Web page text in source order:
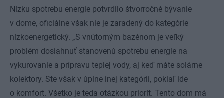
Nízku spotrebu energie potvrdilo štvorročné bývanie
v dome, oficiálne však nie je zaradený do kategórie
nízkoenergetický. „S vnútorným bazénom je veľký
problém dosiahnuť stanovenú spotrebu energie na
vykurovanie a prípravu teplej vody, aj keď máte solárne
kolektory. Ste však v úplne inej kategórii, pokiaľ ide
o komfort. Všetko je teda otázkou priorít. Tento dom má